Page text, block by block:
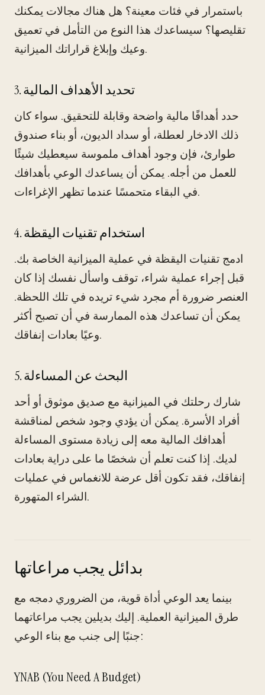
باستمرار في فئات معينة؟ هل هناك مجالات يمكنك
تقليصها؟ سيساعدك هذا النوع من التأمل في تعميق
وعيك وإبلاغ قراراتك الميزانية.
3. تحديد الأهداف المالية
حدد أهدافًا مالية واضحة وقابلة للتحقيق. سواء كان
ذلك الادخار لعطلة، أو سداد الديون، أو بناء صندوق
طوارئ، فإن وجود أهداف ملموسة سيعطيك شيئًا
للعمل من أجله. يمكن أن يساعدك الوعي بأهدافك
في البقاء متحمسًا عندما تظهر الإغراءات.
4. استخدام تقنيات اليقظة
ادمج تقنيات اليقظة في عملية الميزانية الخاصة بك.
قبل إجراء عملية شراء، توقف واسأل نفسك إذا كان
العنصر ضرورة أم مجرد شيء تريده في تلك اللحظة.
يمكن أن تساعدك هذه الممارسة في أن تصبح أكثر
وعيًا بعادات إنفاقك.
5. البحث عن المساءلة
شارك رحلتك في الميزانية مع صديق موثوق أو أحد
أفراد الأسرة. يمكن أن يؤدي وجود شخص لمناقشة
أهدافك المالية معه إلى زيادة مستوى المساءلة
لديك. إذا كنت تعلم أن شخصًا ما على دراية بعادات
إنفاقك، فقد تكون أقل عرضة للانغماس في عمليات
الشراء المتهورة.
بدائل يجب مراعاتها
بينما يعد الوعي أداة قوية، من الضروري دمجه مع
طرق الميزانية العملية. إليك بديلين يجب مراعاتهما
جنبًا إلى جنب مع بناء الوعي:
YNAB (You Need A Budget)